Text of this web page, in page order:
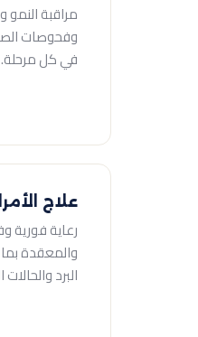
مراقبة النمو
وفحوصات
في كل مرحلة.
علاج
رعاية فورية
والمعقدة
البرد